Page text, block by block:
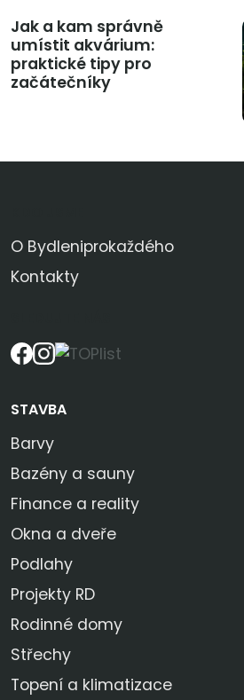
Jak a kam správně
umístit akvárium:
praktické tipy pro
začátečníky
O Bydleniprokaždého
Kontakty
STAVBA
Barvy
Bazény a sauny
Finance a reality
Okna a dveře
Podlahy
Projekty RD
Rodinné domy
Střechy
Topení a klimatizace